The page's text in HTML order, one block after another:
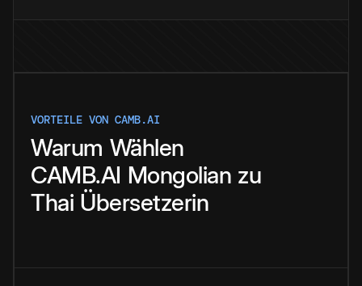
VORTEILE VON CAMB.AI
Warum Wählen
CAMB.AI Mongolian zu
Thai Übersetzerin